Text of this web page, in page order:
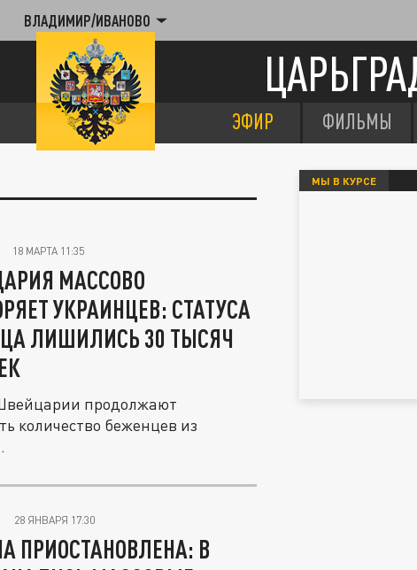
ВЛАДИМИР/ИВАНОВО
ЭФИР ФИЛЬМЫ
18 МАРТА 11:35
МАССОВО
УКРАИНЦЕВ: СТАТУСА
ЛИШИЛИСЬ 30 ТЫСЯЧ
продолжают
количество беженцев из
28 ЯНВАРЯ 17:30
ПРИОСТАНОВЛЕНА: В
МЫ В КУРСЕ